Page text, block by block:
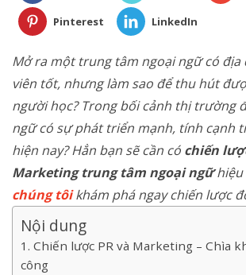
Pinterest LinkedIn
Mở ra một trung tâm ngoại ngữ có địa
viên tốt, nhưng làm sao để thu hút
người học? Trong bối cảnh thị trường
ngữ có sự phát triển mạnh, tính cạnh
hiện nay? Hẳn bạn sẽ cần có chiến
Marketing trung tâm ngoại ngữhiệu
chúng tôikhám phá ngay chiến lược
Nội dung
Chiến lược PR và Marketing – Chìa
công